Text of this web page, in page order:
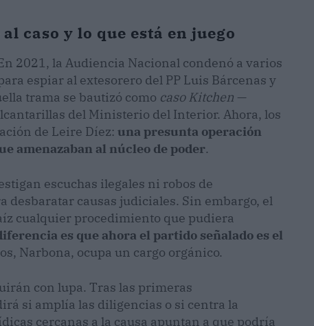
caso y lo que está en juego
2021, la Audiencia Nacional condenó a varios
espiar al extesorero del PP Luis Bárcenas y
trama se bautizó como caso Kitchen —
del Ministerio del Interior. Ahora, los
de Leire Díez: una presunta operación
amenazaban al núcleo de poder.
escuchas ilegales ni robos de
desbaratar causas judiciales. Sin embargo, el
cualquier procedimiento que pudiera
es que ahora el partido señalado es el
Narbona, ocupa un cargo orgánico.
con lupa. Tras las primeras
si amplía las diligencias o si centra la
cercanas a la causa apuntan a que podría